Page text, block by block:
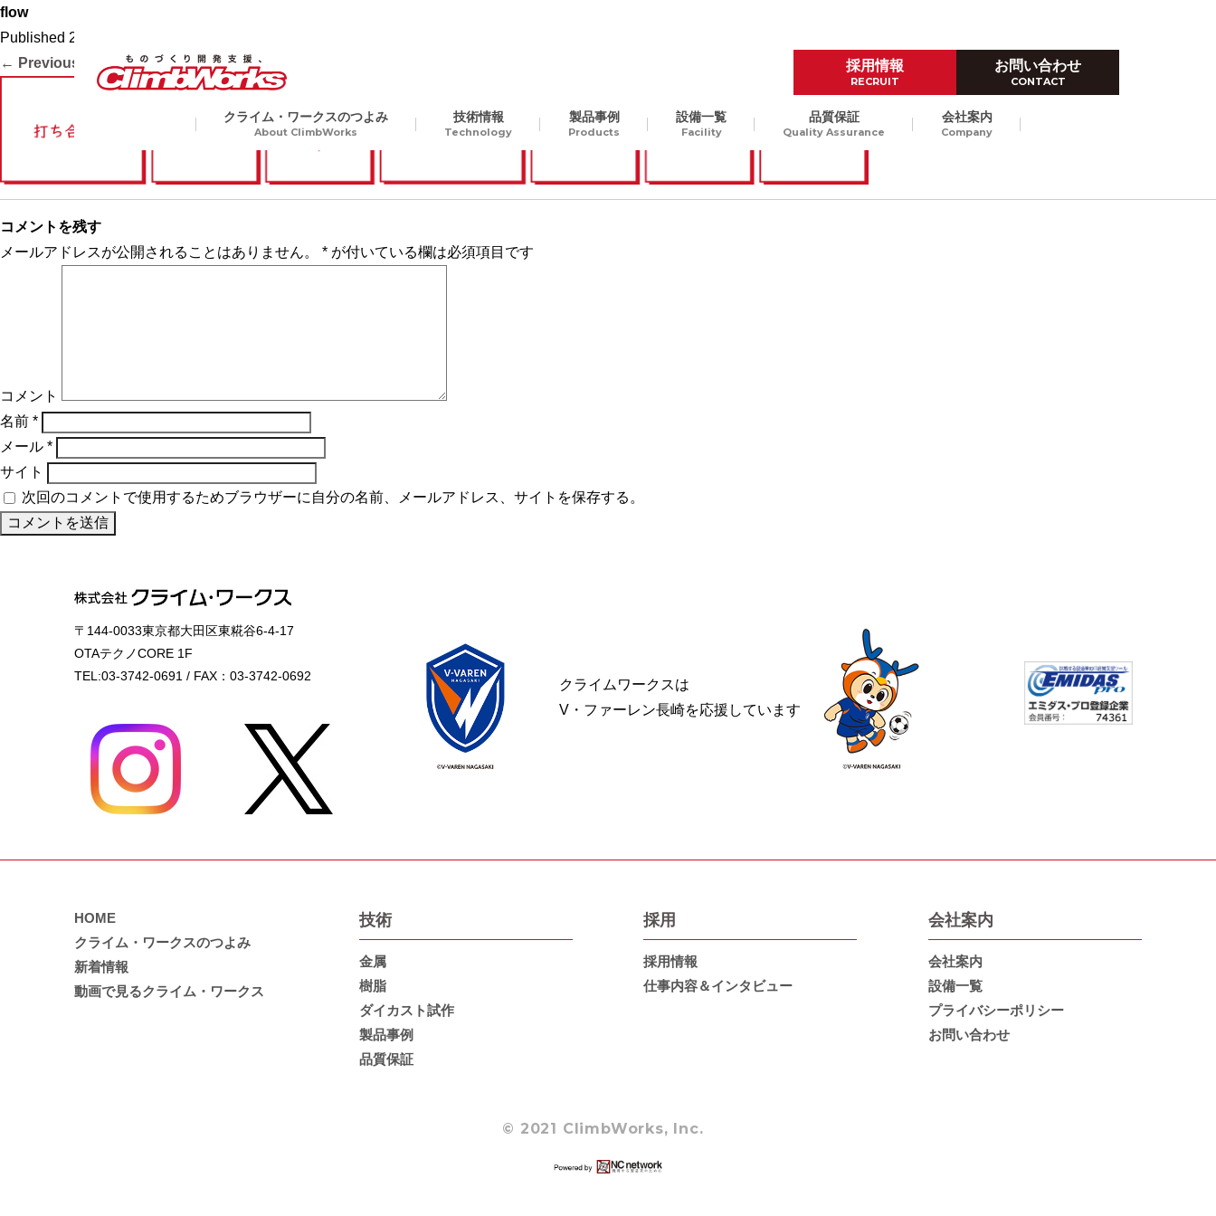
採用情報
RECRUIT
お問い合わせ
CONTACT
クライム・ワークスのつよみ
About ClimbWorks
業界トップクラスの短納期 ODM生産
技術情報
Technology
金属
複数工程を要する製品にも一貫
樹脂
製品事例
Products
設備一覧
Facility
品質保証
Quality Assurance
会社案内
Company
flow
Published 2020.10.16
← Previous
Next →
コメントを残す
メールアドレスが公開されることはありません。
* が付いている欄は必須項目です
コメント
名前 *
メール *
サイト
次回のコメントで使用するためブラウザーに自分の名前、メールアドレス、サイトを保存する。
〒144-0033東京都大田区東糀谷6-4-17
OTAテクノCORE 1F
TEL:03-3742-0691 / FAX：03-3742-0692
クライムワークスは
V・ファーレン長崎を応援しています
HOME
クライム・ワークスのつよみ
新着情報
動画で見るクライム・ワークス
技術
金属
樹脂
ダイカスト試作
製品事例
品質保証
採用
採用情報
仕事内容＆インタビュー
会社案内
会社案内
設備一覧
プライバシーポリシー
お問い合わせ
© 2021 ClimbWorks, Inc.